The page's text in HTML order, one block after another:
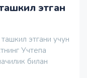
этган
этгани учун
Учтепа
билан